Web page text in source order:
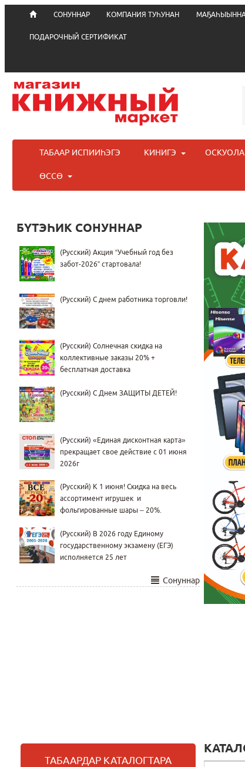
СОНУННАР КОМПАНИЯ ТУҺУНАН
ПОДАРОЧНЫЙ СЕРТИФИКАТ
ТАБААР ИСПИИҺЭГЭ КИНИГЭ ОСКУОЛА
ӨССӨ
БҮТЭҺИК СОНУННАР
(Русский) Акция “Учебный год без
забот-2026” стартовала!
(Русский) С днем работника торговли!
(Русский) Солнечная скидка на
коллективные заказы 20% +
бесплатная доставка
(Русский) С Днем ЗАЩИТЫ ДЕТЕЙ!
(Русский) «Единая дисконтная карта»
прекращает свое действие с 01 июня
2026г
(Русский) К 1 июня! Скидка на весь
ассортимент игрушек и
фольгированные шары – 20%.
(Русский) В 2026 году Единому
государственному экзамену (ЕГЭ)
исполняется 25 лет
Сонуннар
ТАБААРДАР КАТАЛОГТАРА